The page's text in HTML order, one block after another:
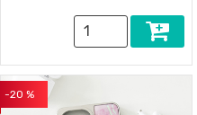
-20 %